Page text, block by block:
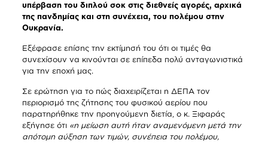
υπέρβαση του διπλού σοκ στις διεθνείς αγορές, αρχικά
της πανδημίας και στη συνέχεια, του πολέμου στην
Ουκρανία.
Εξέφρασε επίσης την εκτίμησή του ότι οι τιμές θα
συνεχίσουν να κινούνται σε επίπεδα πολύ ανταγωνιστικά
για την εποχή μας.
Σε ερώτηση για το πώς διαχειρίζεται η ΔΕΠΑ τον
περιορισμό της ζήτησης του φυσικού αερίου που
παρατηρήθηκε την προηγούμενη διετία, ο κ. Ξιφαράς
εξήγησε ότι «η μείωση αυτή ήταν αναμενόμενη μετά την
απότομη αύξηση των τιμών, συνέπεια του πολέμου,